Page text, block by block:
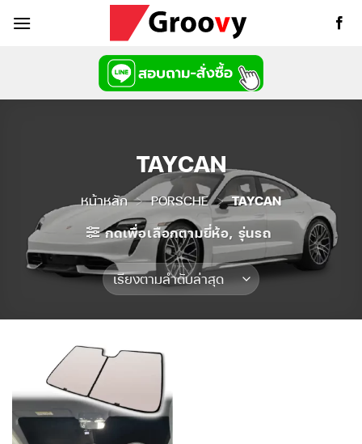
TAYCAN
หน้าหลัก > PORSCHE > TAYCAN
กดเพื่อเลือกตามยี่ห้อ, รุ่นรถ